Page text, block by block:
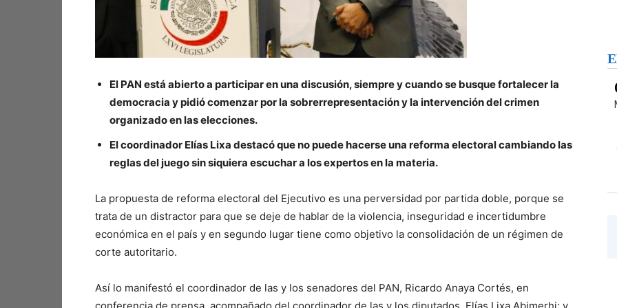
El PAN está abierto a participar en una discusión, siempre y cuando se busque fortalecer la
democracia y pidió comenzar por la sobrerrepresentación y la intervención del crimen
organizado en las elecciones.
El coordinador Elías Lixa destacó que no puede hacerse una reforma electoral cambiando las
reglas del juego sin siquiera escuchar a los expertos en la materia.
La propuesta de reforma electoral del Ejecutivo es una perversidad por partida doble, porque se
trata de un distractor para que se deje de hablar de la violencia, inseguridad e incertidumbre
económica en el país y en segundo lugar tiene como objetivo la consolidación de un régimen de
corte autoritario.
Así lo manifestó el coordinador de las y los senadores del PAN, Ricardo Anaya Cortés, en